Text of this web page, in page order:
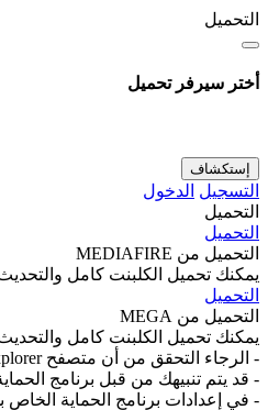
التحميل
أختر سيرفر تحميل
إستكشاف
التسجيل الدخول
التحميل
التحميل
التحميل من MEDIAFIRE
يمكنك تحميل الكلبنت كامل
التحميل
التحميل من MEGA
يمكنك تحميل الكلبنت كامل
- الرجاء التحقق من أن متصفح
- قد يتم تنبيهك من قبل برنامج
- في إعدادات برنامج الحماية الخاص